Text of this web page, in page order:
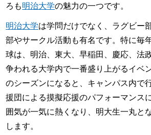
ろも明治大学の魅力の一つです。
明治大学は学問だけでなく、ラグビー
部やサークル活動も有名です。特に毎
球は、明治、東大、早稲田、慶応、法
争われる大学内で一番盛り上がるイベ
のシーズンになると、キャンパス内で
援団による摸擬応援のパフォーマンス
囲気が一気に熱くなり、明大生一丸と
します。